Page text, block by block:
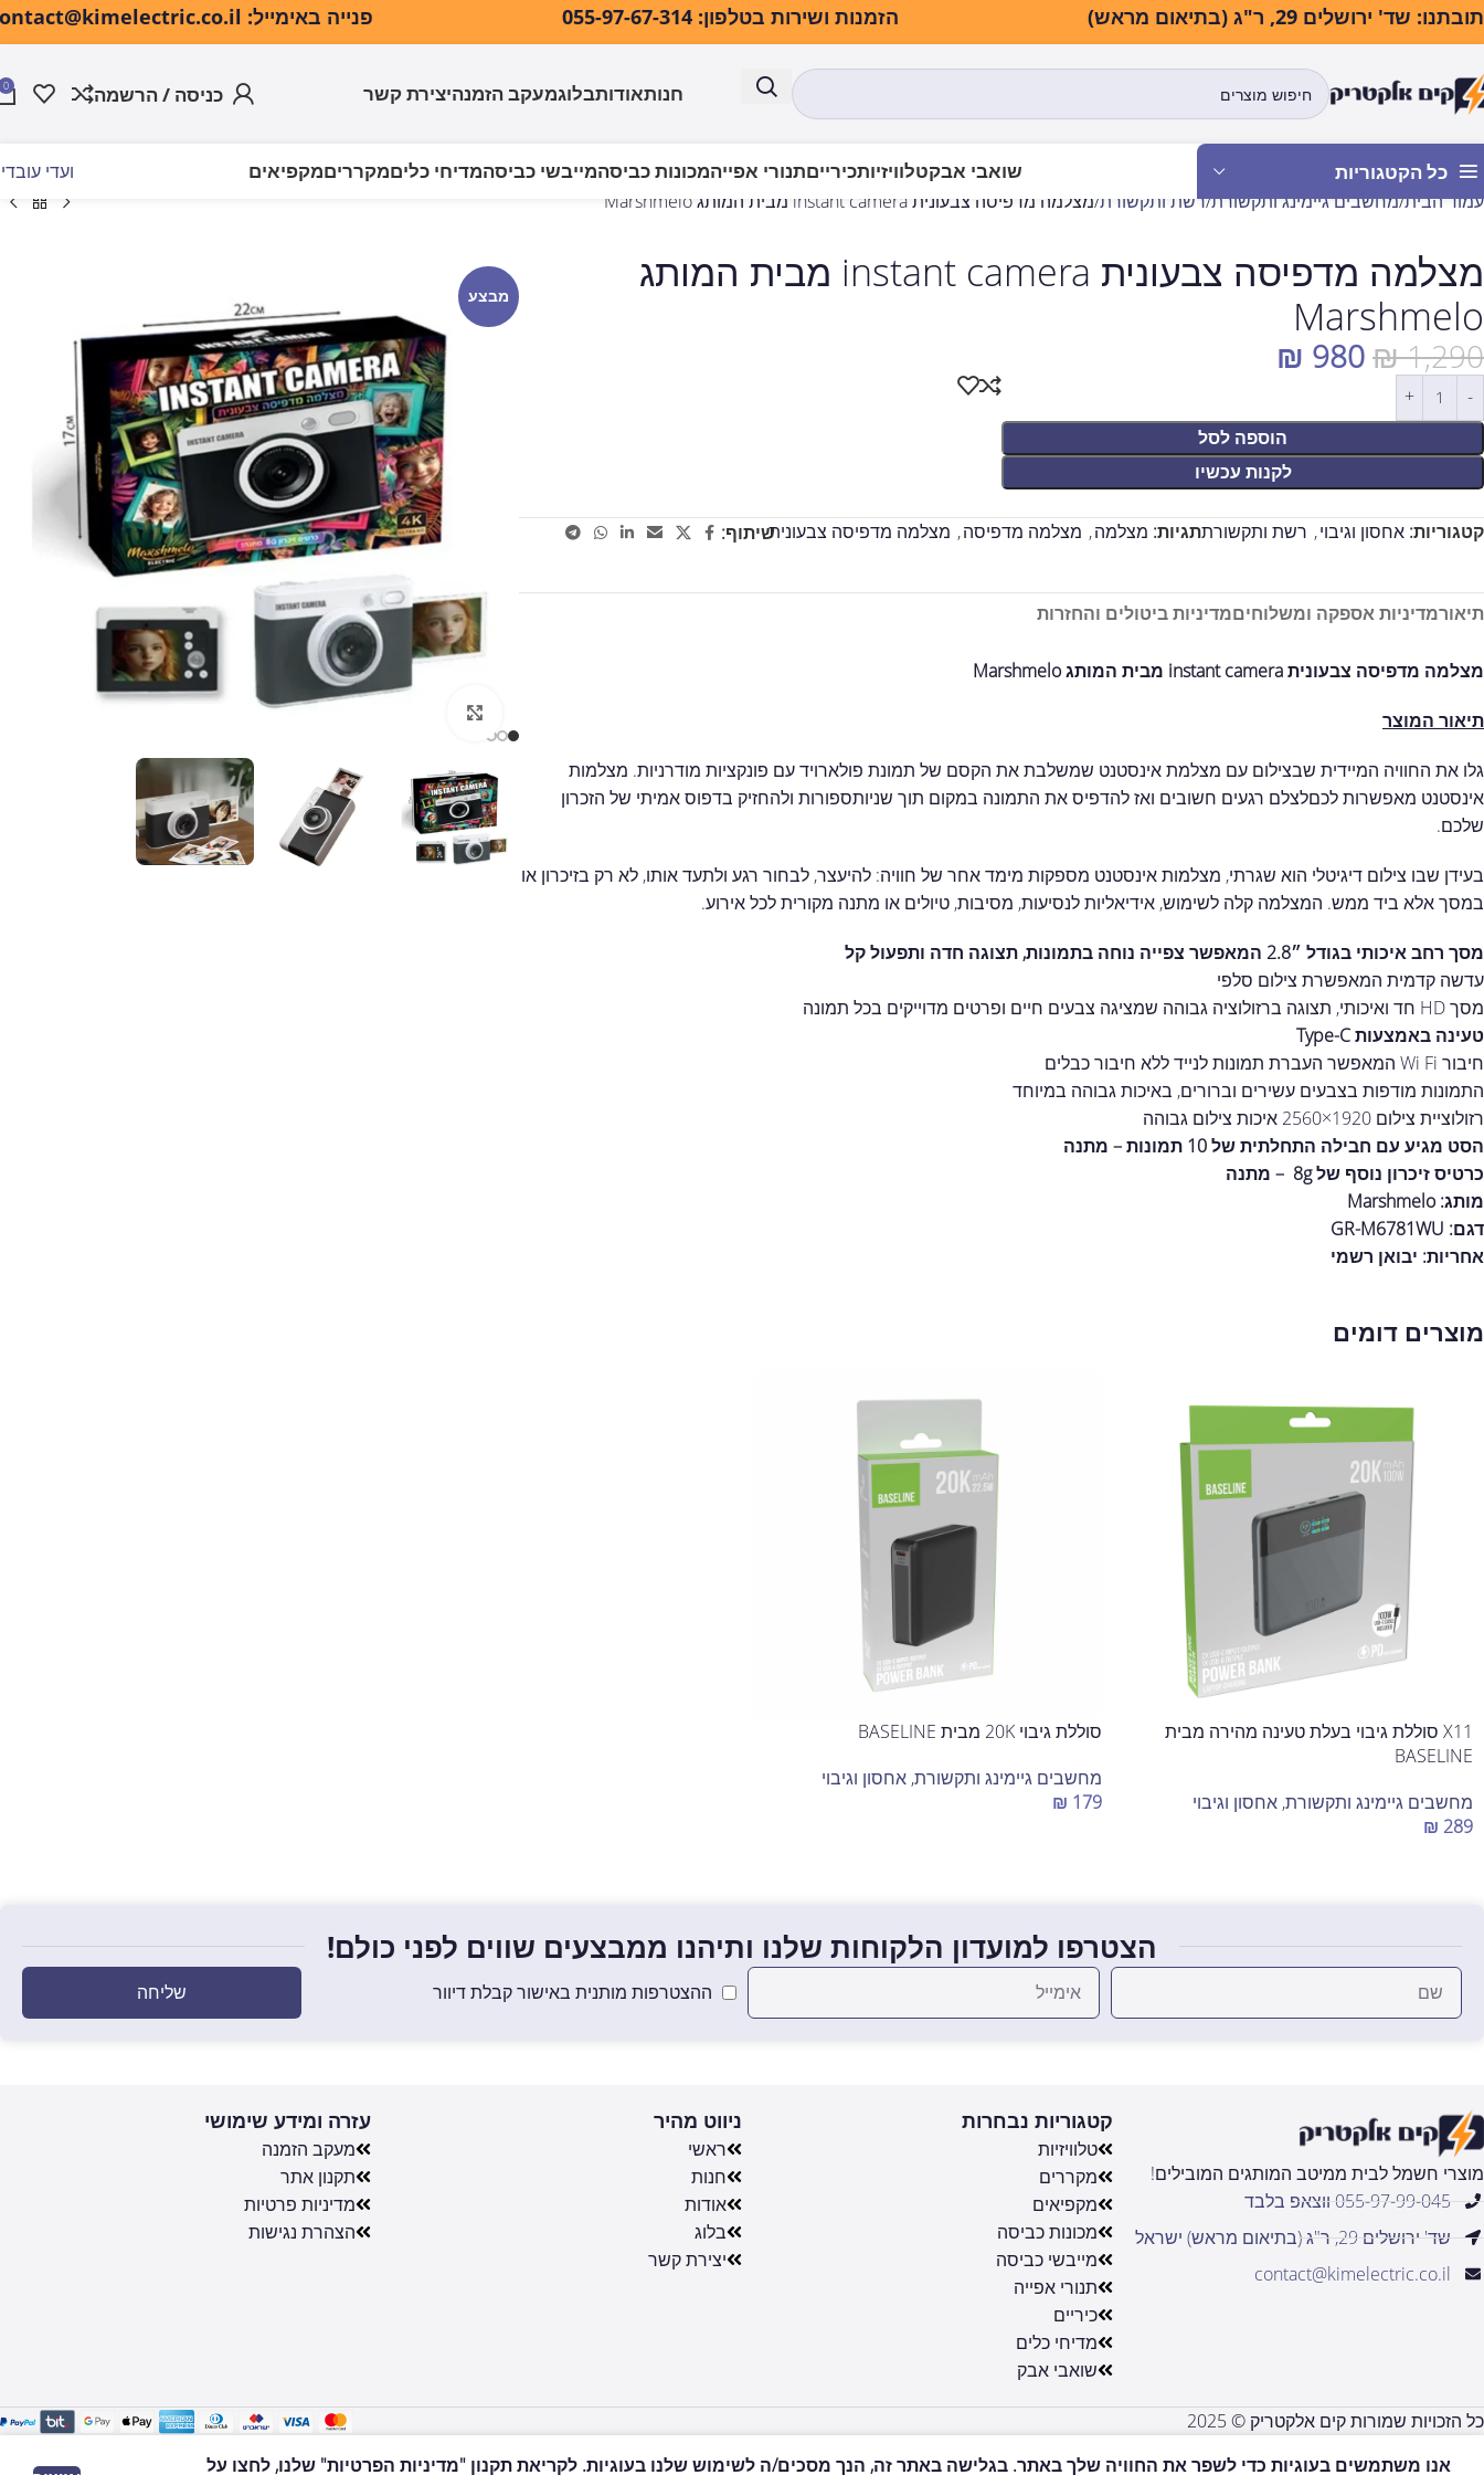
שד' ירושלים 29, ר"ג (בתיאום מראש) הזמנות ושירות בטלפון: 055-97-67-314 פנייה באימייל: contact@kimelectric.co.il
חנותאודותבלוגמעקב הזמנהיצירת קשר כניסה / הרשמה 0
כל הקטגוריות שואבי אבקטלוויזיותכירייםתנורי אפייהמכונות כביסהמייבשי כביסהמדיחי כליםמקרריםמקפיאים
ועדי
עמוד הבית מחשבים גיימינג ותקשורת רשת ותקשורת מצלמה מדפיסה צבעונית instant camera מבית המותג Marshmelo
מצלמה מדפיסה צבעונית instant camera מבית המותג
Marshmelo
₪1,290
₪ 980
הוספה לסל
לקנות עכשיו
קטגוריות: אחסון וגיבוי, רשת ותקשורתתגיות: מצלמה, מצלמה מדפיסה, מצלמה מדפיסה צבעוניתשיתוף:
תיאורמדיניות אספקה ומשלוחיםמדיניות ביטולים והחזרות
מצלמה מדפיסה צבעונית instant camera מבית המותג Marshmelo
תיאור המוצר
גלו את החוויה המיידית שבצילום עם מצלמת אינסטנט שמשלבת את הקסם של תמונת פולארויד עם פונקציות מודרניות. מצלמות
אינסטנט מאפשרות לכםלצלם רגעים חשובים ואז להדפיס את התמונה במקום תוך שניותספורות ולהחזיק בדפוס אמיתי של הזכרון
שלכם.
בעידן שבו צילום דיגיטלי הוא שגרתי, מצלמות אינסטנט מספקות מימד אחר של חוויה: להיעצר, לבחור רגע ולתעד אותו, לא רק בזיכרון או
במסך אלא ביד ממש. המצלמה קלה לשימוש, אידיאליות לנסיעות, מסיבות, טיולים או מתנה מקורית לכל אירוע.
מסך רחב איכותי בגודל ״2.8 המאפשר צפייה נוחה בתמונות, תצוגה חדה ותפעול קל
עדשה קדמית המאפשרת צילום סלפי
מסך HD חד ואיכותי, תצוגה ברזולוציה גבוהה שמציגה צבעים חיים ופרטים מדוייקים בכל תמונה
טעינה באמצעות Type-C
חיבור Wi Fi המאפשר העברת תמונות לנייד ללא חיבור כבלים
התמונות מודפות בצבעים עשירים וברורים, באיכות גבוהה במיוחד
רזולוציית צילום 1920×2560 איכות צילום גבוהה
הסט מגיע עם חבילה התחלתית של 10 תמונות – מתנה
כרטיס זיכרון נוסף של 8g – מתנה
מותג: Marshmelo
דגם: GR-M6781WU
אחריות: יבואן רשמי
מבצע
מוצרים דומים
X11 סוללת גיבוי בעלת טעינה מהירה מבית
BASELINE
מחשבים גיימינג ותקשורת, אחסון וגיבוי
₪ 289
סוללת גיבוי 20K מבית BASELINE
מחשבים גיימינג ותקשורת, אחסון וגיבוי
₪ 179
הצטרפו למועדון הלקוחות שלנו ותיהנו ממבצעים שווים לפני כולם!
ההצטרפות מותנית באישור קבלת דיוור שליחה
מוצרי חשמל לבית ממיטב המותגים המובילים!
055-97-99-045 ווצאפ בלבד
שד' ירושלים 29, ר"ג (בתיאום מראש) ישראל
contact@kimelectric.co.il
קטגוריות נבחרות
טלוויזיות
מקררים
מקפיאים
מכונות כביסה
מייבשי כביסה
תנורי אפייה
כיריים
מדיחי כלים
שואבי אבק
ניווט מהיר
ראשי
חנות
אודות
בלוג
יצירת קשר
עזרה ומידע שימושי
מעקב הזמנה
תקנון אתר
מדיניות פרטיות
הצהרת נגישות
כל הזכויות שמורות קים אלקטריק © 2025
אנו משתמשים בעוגיות כדי לשפר את החוויה שלך באתר. בגלישה באתר זה, הנך מסכים/ה לשימוש שלנו בעוגיות. לקריאת תקנון "מדיניות הפרטיות" שלנו, לחצו על